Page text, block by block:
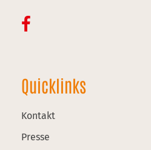
Quicklinks
Kontakt
Presse